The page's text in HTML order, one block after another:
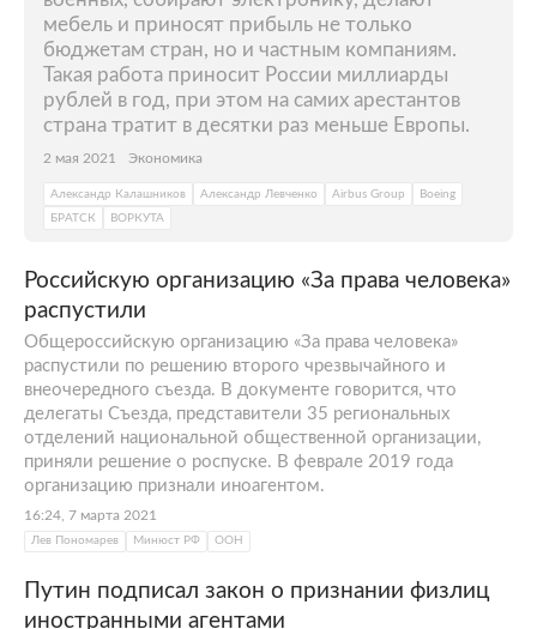
мебель и приносят прибыль не только
бюджетам стран, но и частным компаниям.
Такая работа приносит России миллиарды
рублей в год, при этом на самих арестантов
страна тратит в десятки раз меньше Европы.
2 мая 2021 Экономика
Александр Калашников Александр Левченко Airbus Group
Boeing
БРАТСК
ВОРКУТА
Российскую организацию «За права человека»
распустили
Общероссийскую организацию «За права человека»
распустили по решению второго чрезвычайного и
внеочередного съезда. В документе говорится, что
делегаты Съезда, представители 35 региональных
отделений национальной общественной организации,
приняли решение о роспуске. В феврале 2019 года
организацию признали иноагентом.
16:24, 7 марта 2021
Лев Пономарев Минюст РФ ООН
Путин подписал закон о признании физлиц
иностранными агентами